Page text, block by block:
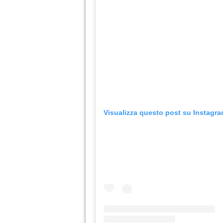
Visualizza questo post su